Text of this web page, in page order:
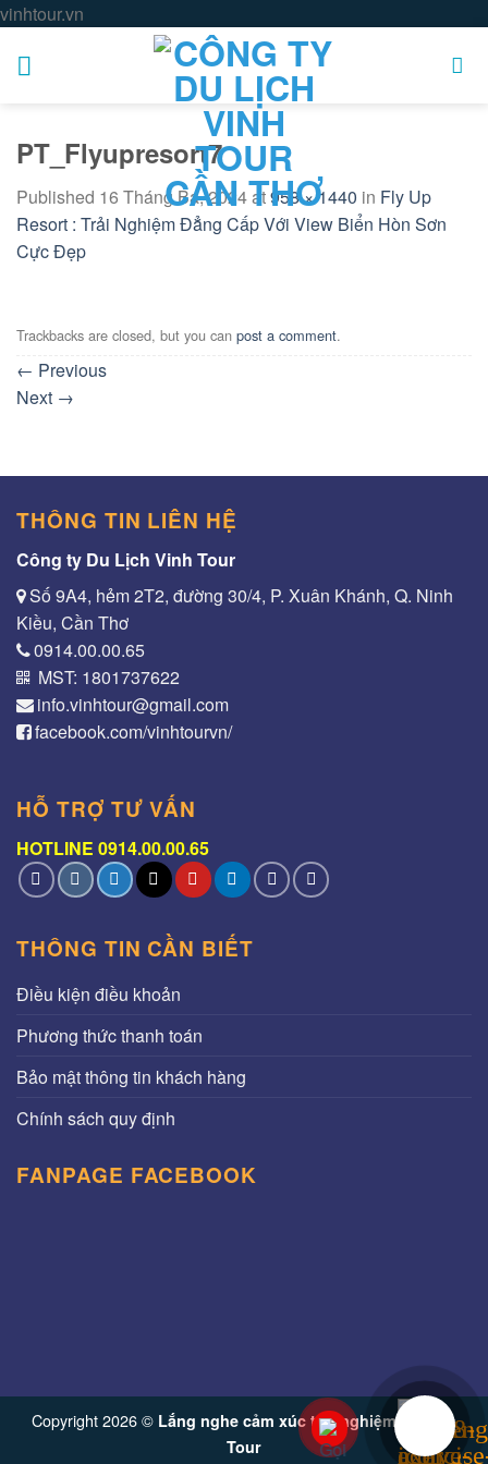
vinhtour.vn
PT_Flyupresort7
Published 16 Tháng Ba, 2024at958 × 1440 in Fly Up
Resort : Trải Nghiệm Đẳng Cấp Với View Biển Hòn Sơn
Cực Đẹp
Trackbacks are closed, but you can post a comment.
← Previous
Next →
THÔNG TIN LIÊN HỆ
Công ty Du Lịch Vinh Tour
Số 9A4, hẻm 2T2, đường 30/4, P. Xuân Khánh, Q. Ninh
Kiều, Cần Thơ
0914.00.00.65
MST: 1801737622
info.vinhtour@gmail.com
facebook.com/vinhtourvn/
HỖ TRỢ TƯ VẤN
HOTLINE 0914.00.00.65
THÔNG TIN CẦN BIẾT
Điều kiện điều khoản
Phương thức thanh toán
Bảo mật thông tin khách hàng
Chính sách quy định
FANPAGE FACEBOOK
Copyright 2026 © Lắng nghe cảm xúc trải nghiệm từ Vinh
Tour